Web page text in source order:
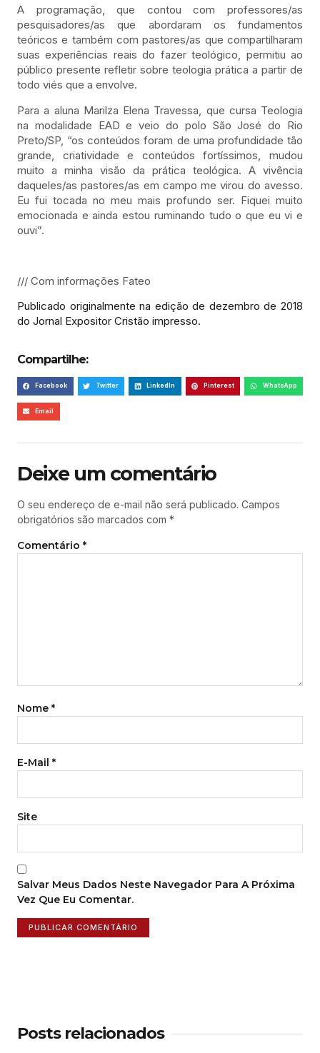
A programação, que contou com professores/as
pesquisadores/as que abordaram os fundamentos
teóricos e também com pastores/as que compartilharam
suas experiências reais do fazer teológico, permitiu ao
público presente refletir sobre teologia prática a partir de
todo viés que a envolve.
Para a aluna Marilza Elena Travessa, que cursa Teologia
na modalidade EAD e veio do polo São José do Rio
Preto/SP, “os conteúdos foram de uma profundidade tão
grande, criatividade e conteúdos fortíssimos, mudou
muito a minha visão da prática teológica. A vivência
daqueles/as pastores/as em campo me virou do avesso.
Eu fui tocada no meu mais profundo ser. Fiquei muito
emocionada e ainda estou ruminando tudo o que eu vi e
ouvi”.
/// Com informações Fateo
Publicado originalmente na edição de dezembro de 2018
do Jornal Expositor Cristão impresso.
Compartilhe:
Facebook Twitter LinkedIn Pinterest WhatsApp
Email
Deixe um comentário
O seu endereço de e-mail não será publicado. Campos
obrigatórios são marcados com *
Comentário *
Nome *
E-Mail *
Site
Salvar Meus Dados Neste Navegador Para A Próxima
Vez Que Eu Comentar.
Posts relacionados